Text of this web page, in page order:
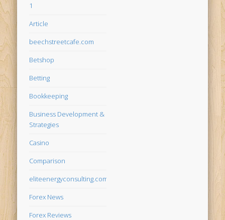
1
Article
beechstreetcafe.com
Betshop
Betting
Bookkeeping
Business Development &
Strategies
Casino
Comparison
eliteenergyconsulting.com
Forex News
Forex Reviews